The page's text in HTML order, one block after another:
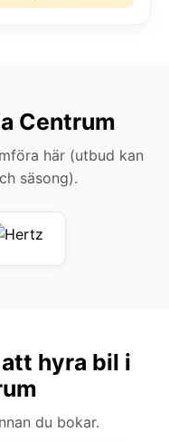
Centrum
här (utbud kan
säsong).
hyra bil i
du bokar.